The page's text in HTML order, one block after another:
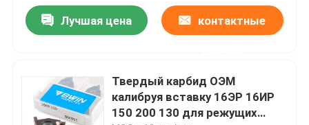
Лучшая цена контактные
Твердый карбид ОЭМ
калибруя вставку 16ЭР 16ИР
150 200 130 для режущих